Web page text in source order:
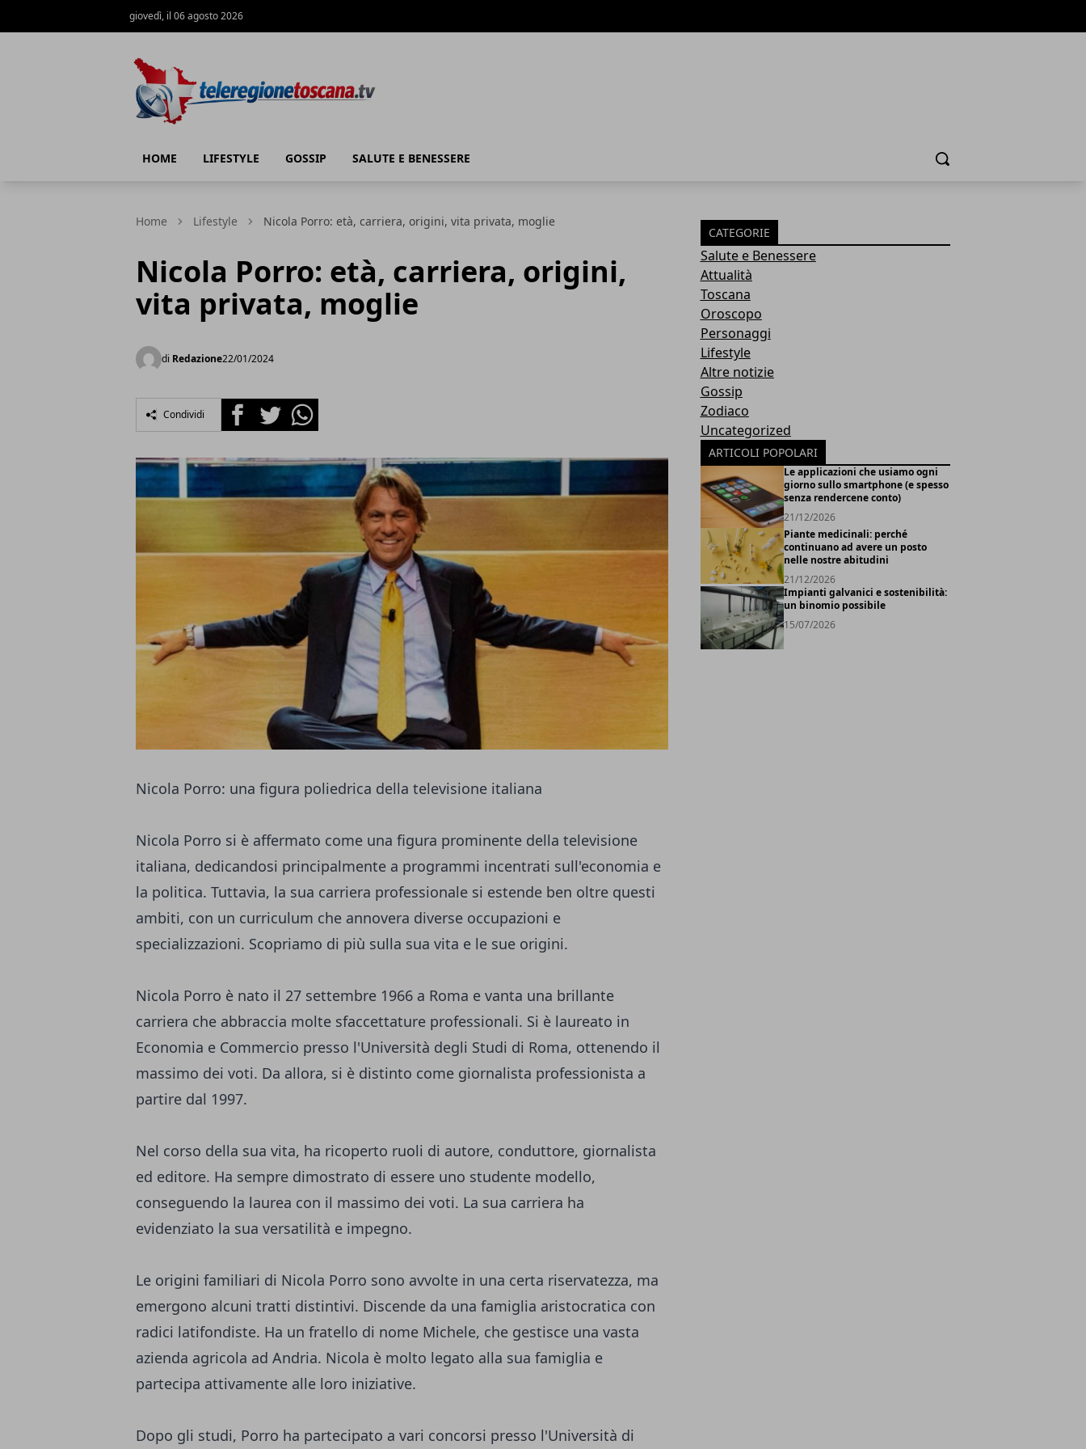
giovedì, il 06 agosto 2026
HOME LIFESTYLE GOSSIP SALUTE E BENESSERE Cerca
Home Lifestyle Nicola Porro: età, carriera, origini, vita privata, moglie
Nicola Porro: età, carriera, origini,
vita privata, moglie
di Redazione22/01/2024
Condividi FacebookTwitterWhatsapp
Nicola Porro: una figura poliedrica della televisione italiana
Nicola Porro si è affermato come una figura prominente della televisione
italiana, dedicandosi principalmente a programmi incentrati sull'economia e
la politica. Tuttavia, la sua carriera professionale si estende ben oltre questi
ambiti, con un curriculum che annovera diverse occupazioni e
specializzazioni. Scopriamo di più sulla sua vita e le sue origini.
Nicola Porro è nato il 27 settembre 1966 a Roma e vanta una brillante
carriera che abbraccia molte sfaccettature professionali. Si è laureato in
Economia e Commercio presso l'Università degli Studi di Roma, ottenendo il
massimo dei voti. Da allora, si è distinto come giornalista professionista a
partire dal 1997.
Nel corso della sua vita, ha ricoperto ruoli di autore, conduttore, giornalista
ed editore. Ha sempre dimostrato di essere uno studente modello,
conseguendo la laurea con il massimo dei voti. La sua carriera ha
evidenziato la sua versatilità e impegno.
Le origini familiari di Nicola Porro sono avvolte in una certa riservatezza, ma
emergono alcuni tratti distintivi. Discende da una famiglia aristocratica con
radici latifondiste. Ha un fratello di nome Michele, che gestisce una vasta
azienda agricola ad Andria. Nicola è molto legato alla sua famiglia e
partecipa attivamente alle loro iniziative.
Dopo gli studi, Porro ha partecipato a vari concorsi presso l'Università di
CATEGORIE
Salute e Benessere
Attualità
Toscana
Oroscopo
Personaggi
Lifestyle
Altre notizie
Gossip
Zodiaco
Uncategorized
ARTICOLI POPOLARI
Le applicazioni che usiamo ogni
giorno sullo smartphone (e spesso
senza rendercene conto)
21/12/2026
Piante medicinali: perché
continuano ad avere un posto
nelle nostre abitudini
21/12/2026
Impianti galvanici e sostenibilità:
un binomio possibile
15/07/2026